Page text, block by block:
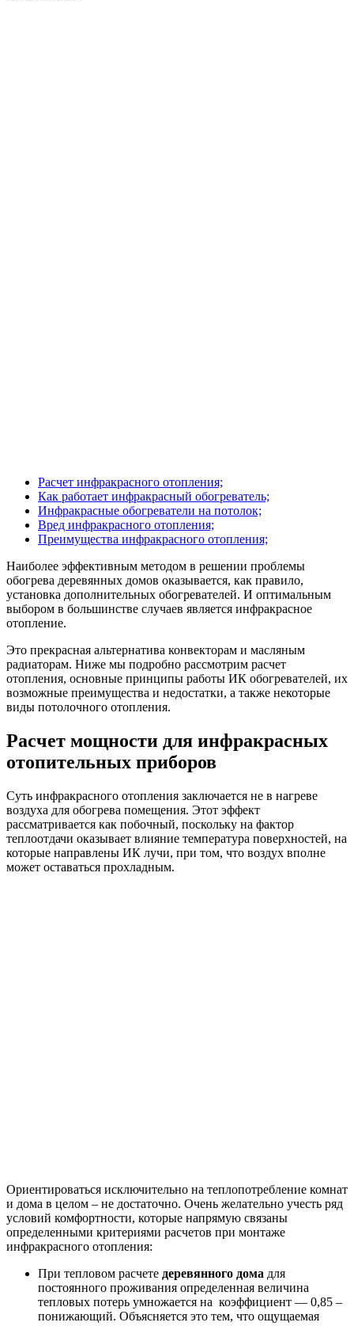
Расчет инфракрасного отопления;
Как работает инфракрасный обогреватель;
Инфракрасные обогреватели на потолок;
Вред инфракрасного отопления;
Преимущества инфракрасного отопления;
Наиболее эффективным методом в решении проблемы
обогрева деревянных домов оказывается, как правило,
установка дополнительных обогревателей. И оптимальным
выбором в большинстве случаев является инфракрасное
отопление.
Это прекрасная альтернатива конвекторам и масляным
радиаторам. Ниже мы подробно рассмотрим расчет
отопления, основные принципы работы ИК обогревателей, их
возможные преимущества и недостатки, а также некоторые
виды потолочного отопления.
Расчет мощности для инфракрасных
отопительных приборов
Суть инфракрасного отопления заключается не в нагреве
воздуха для обогрева помещения. Этот эффект
рассматривается как побочный, поскольку на фактор
теплоотдачи оказывает влияние температура поверхностей, на
которые направлены ИК лучи, при том, что воздух вполне
может оставаться прохладным.
Ориентироваться исключительно на теплопотребление комнат
и дома в целом – не достаточно. Очень желательно учесть ряд
условий комфортности, которые напрямую связаны
определенными критериями расчетов при монтаже
инфракрасного отопления:
При тепловом расчете деревянного дома для
постоянного проживания определенная величина
тепловых потерь умножается на коэффициент — 0,85 –
понижающий. Объясняется это тем, что ощущаемая